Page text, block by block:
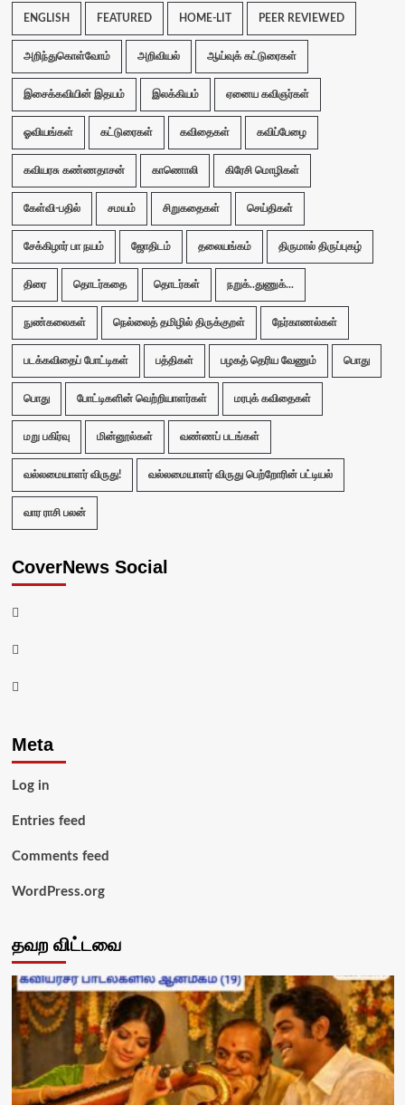
ENGLISH FEATURED HOME-LIT PEER REVIEWED
அறிந்துகொள்வோம் அறிவியல் ஆய்வுக் கட்டுரைகள்
இசைக்கவியின் இதயம் இலக்கியம் ஏனைய கவிஞர்கள்
ஓவியங்கள் கட்டுரைகள் கவிதைகள் கவிப்பேழை
கவியரசு கண்ணதாசன் காணொலி கிரேசி மொழிகள்
கேள்வி-பதில் சமயம் சிறுகதைகள் செய்திகள்
சேக்கிழார் பா நயம் ஜோதிடம் தலையங்கம் திருமால் திருப்புகழ்
திரை தொடர்கதை தொடர்கள் நறுக்..துணுக்...
நுண்கலைகள் நெல்லைத் தமிழில் திருக்குறள் நேர்காணல்கள்
படக்கவிதைப் போட்டிகள் பத்திகள் பழகத் தெரிய வேணும் பொது
பொது போட்டிகளின் வெற்றியாளர்கள் மரபுக் கவிதைகள்
மறு பகிர்வு மின்னூல்கள் வண்ணப் படங்கள்
வல்லமையாளர் விருது! வல்லமையாளர் விருது பெற்றோரின் பட்டியல்
வார ராசி பலன்
CoverNews Social
Facebook
Twitter
Youtube
Meta
Log in
Entries feed
Comments feed
WordPress.org
தவற விட்டவை